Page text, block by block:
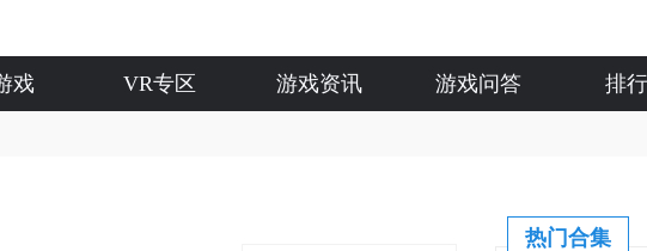
戏 VR专区 游戏资讯 游戏问答 排
热门合集